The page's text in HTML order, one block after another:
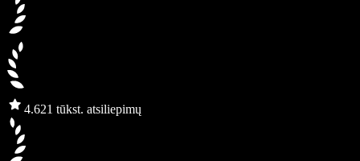
4.621 tūkst. atsiliepimų